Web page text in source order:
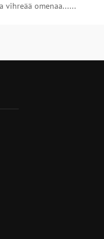
vihreää omenaa......